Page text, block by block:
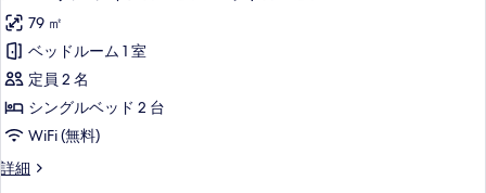
真
を
表
示
す
る
ル
ー
ム
(Grand)
の
す
ベ
ッ
ル
ー
ム
(Grand)
の
ー
ペ
リ
ア
ツ
イ
ン
79 ㎡
ベッドルーム 1 室
定員 2 名
シングルベッド 2 台
WiFi (無料)
詳細
ス